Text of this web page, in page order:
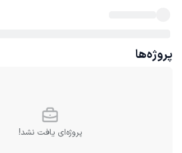
پروژه‌ها
پروژه‌ای یافت نشد!